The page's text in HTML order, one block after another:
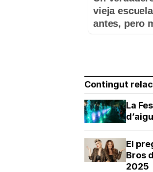
vieja
antes, pero
Contingut
La
El
Bros
2025